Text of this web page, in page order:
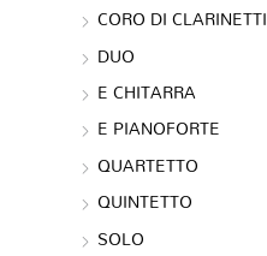
CORO DI CLARINETTI
DUO
E CHITARRA
E PIANOFORTE
QUARTETTO
QUINTETTO
SOLO